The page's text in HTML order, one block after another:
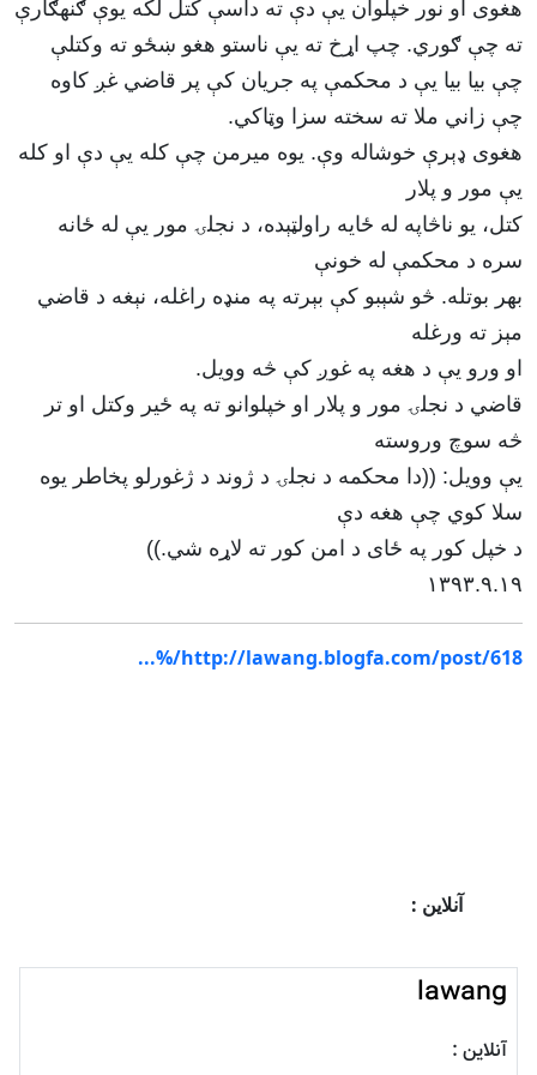
هغوى او نور خپلوان يې دې ته داسې کتل لکه يوې ګنهګارې
ته چې ګوري. چپ اړخ ته يې ناستو هغو ښځو ته وکتلې
چې بيا بيا يې د محکمې په جريان کې پر قاضي غږ کاوه
چې زاني ملا ته سخته سزا وټاکي.
هغوی ډېرې خوشاله وې. يوه ميرمن چې کله يې دې او كله
يې مور و پلار
کتل، یو ناڅاپه له ځايه راولټېده، د نجلۍ مور يې له ځانه
سره د محکمې له خونې
بهر بوتله. څو شېبو کې بېرته په منډه راغله، نېغه د قاضي
مېز ته ورغله
او ورو يې د هغه په غوږ کې څه وويل.
قاضي د نجلۍ مور و پلار او خپلوانو ته په ځير وکتل او تر
څه سوچ وروسته
يې وويل: ((دا محکمه د نجلۍ د ژوند د ژغورلو پخاطر يوه
سلا کوي چې هغه دې
د خپل کور په ځای د امن کور ته لاړه شي.))
۱۳۹۳.۹.۱۹
آنلاین :
http://lawang.blogfa.com/post/618/%...
lawang
آنلاین :